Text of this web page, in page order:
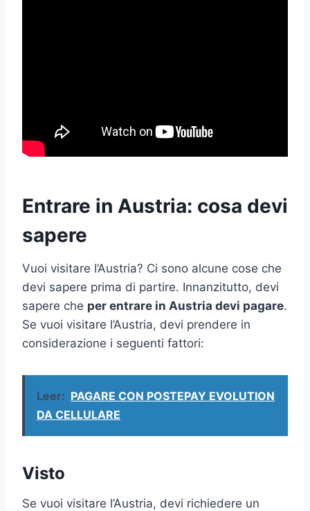
Entrare in Austria: cosa devi
sapere
Vuoi visitare l’Austria? Ci sono alcune cose che
devi sapere prima di partire. Innanzitutto, devi
sapere che per entrare in Austria devi pagare.
Se vuoi visitare l’Austria, devi prendere in
considerazione i seguenti fattori:
Leer: PAGARE CON POSTEPAY EVOLUTION
DA CELLULARE
Visto
Se vuoi visitare l’Austria, devi richiedere un